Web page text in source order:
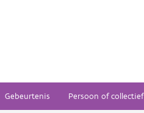
Gebeurtenis Persoon of collectief